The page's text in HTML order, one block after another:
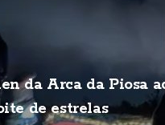
da Arca da Piosa
de estrelas